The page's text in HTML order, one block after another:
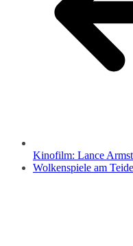
Kinofilm: Lance
Wolkenspiele am Teide